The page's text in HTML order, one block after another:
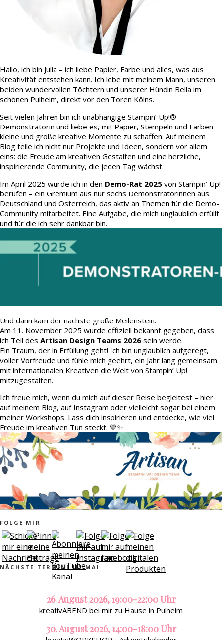
Hallo, ich bin Julia – ich liebe Papier, Farbe und alles, was aus
Kreativität entstehen kann. Ich lebe mit meinem Mann, unseren
beiden wundervollen Töchtern und unserer Hündin Bella im
schönen Pulheim, direkt vor den Toren Kölns.
Seit vielen Jahren bin ich unabhängige Stampin’ Up!®
Demonstratorin und liebe es, mit Papier, Stempeln und Farben
kleine und große kreative Momente zu schaffen. Auf meinem
Blog teile ich nicht nur Projekte und Ideen, sondern vor allem
eins: die Freude am kreativen Gestalten und eine herzliche,
inspirierende Community, die jeden Tag wächst.
Im April 2025 wurde ich in den Demo-Rat 2025 von Stampin’ Up!
berufen – ein Gremium aus nur sechs Demonstratorinnen aus
Deutschland und Österreich, das aktiv an Themen für die Demo-
Community mitarbeitet. Eine Aufgabe, die mich unglaublich erfüllt
und für die ich sehr dankbar bin.
Und dann kam der nächste große Meilenstein:
Am 11. November 2025 wurde offiziell bekannt gegeben, dass
ich Teil des Artisan Design Teams 2026 sein werde.
Ein Traum, der in Erfüllung geht! Ich bin unglaublich aufgeregt,
voller Vorfreude und fühle mich geehrt, ein Jahr lang gemeinsam
mit internationalen Kreativen die Welt von Stampin’ Up!
mitzugestalten.
Ich freue mich, wenn du mich auf dieser Reise begleitest – hier
auf meinem Blog, auf Instagram oder vielleicht sogar bei einem
meiner Workshops. Lass dich inspirieren und entdecke, wie viel
Freude im kreativen Tun steckt. 💛✨
FOLGE MIR
NÄCHSTE TERMINE IM MAI
26. August 2026, 19:00-22:00 Uhr
kreativABEND bei mir zu Hause in Pulheim
30. August 2026, 14:00-18:00 Uhr